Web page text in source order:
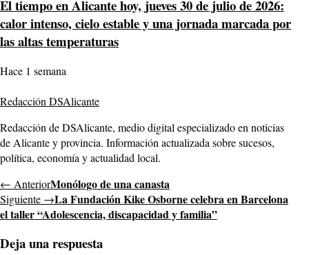
El tiempo en Alicante hoy, jueves 30 de julio de 2026:
calor intenso, cielo estable y una jornada marcada por
las altas temperaturas
Hace 1 semana
Redacción DSAlicante
Redacción de DSAlicante, medio digital especializado en noticias
de Alicante y provincia. Información actualizada sobre sucesos,
política, economía y actualidad local.
← AnteriorMonólogo de una canasta
Siguiente →La Fundación Kike Osborne celebra en Barcelona
el taller “Adolescencia, discapacidad y familia”
Deja una respuesta